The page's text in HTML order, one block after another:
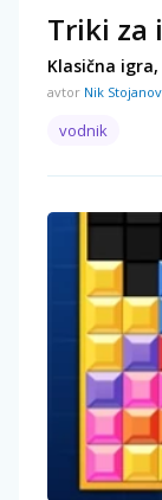
Triki za
Klasična
avtor Nik
vodnik